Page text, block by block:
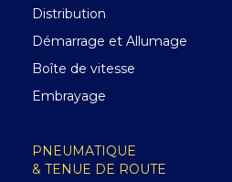
Distribution
Démarrage et Allumage
Boîte de vitesse
Embrayage
PNEUMATIQUE
& TENUE DE ROUTE